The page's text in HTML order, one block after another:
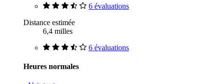
6 évaluations
Distance estimée
6,4 milles
6 évaluations
Heures normales